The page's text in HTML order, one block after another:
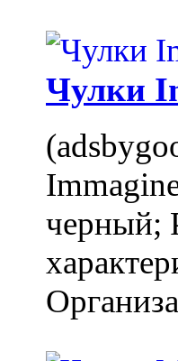
Чулки
черный;